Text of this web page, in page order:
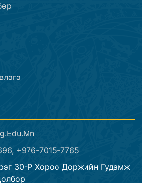
+976-7015-7765
30-Р Хороо Доржийн Гудамж